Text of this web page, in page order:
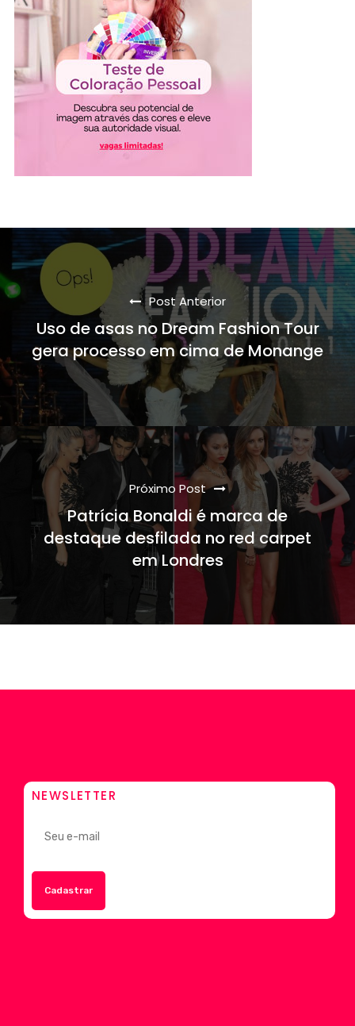
Post Anterior
Uso de asas no Dream Fashion Tour
gera processo em cima de Monange
Próximo Post
Patrícia Bonaldi é marca de
destaque desfilada no red carpet
em Londres
NEWSLETTER